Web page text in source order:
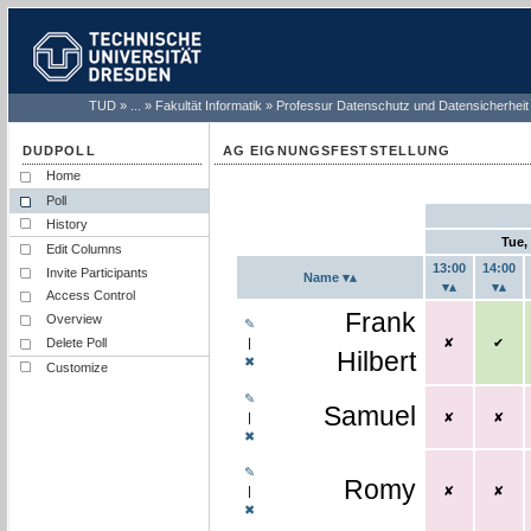
TUD Fakultät Informatik Professur Datenschutz und Datensicherheit
Home
Poll
History
Edit Columns
Invite Participants
Access Control
Overview
Delete Poll
Customize
AG EIGNUNGSFESTSTELLUNG
Tue,
Name
13:00 14:00
✎
|
✖
Frank
Hilbert
Frank Hilbert
✘ Frank
✔
✎
|
✖
Samuel Samuel
✘ ✘
✎
|
✖
Romy Romy
✘ Romy
✘